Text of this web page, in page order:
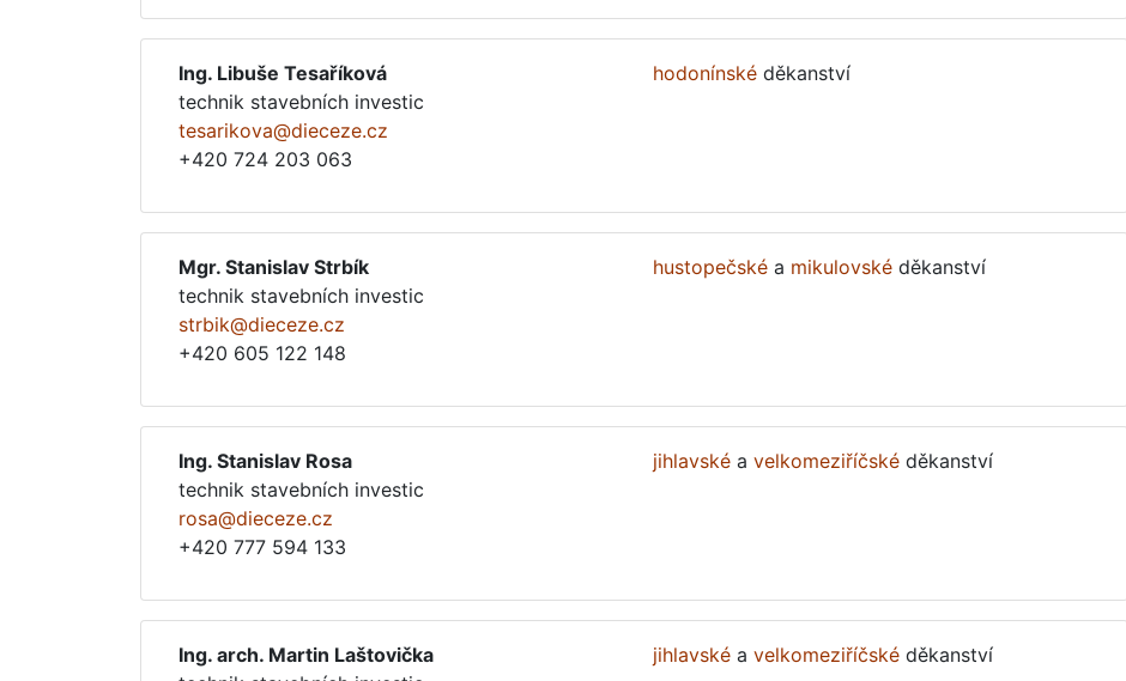
Ing. Libuše Tesaříková
technik stavebních investic
tesarikova@dieceze.cz
+420 724 203 063
hodonínskéděkanství
Mgr. Stanislav Strbík
technik stavebních investic
strbik@dieceze.cz
+420 605 122 148
hustopečskéa mikulovskéděkanství
Ing. Stanislav Rosa
technik stavebních investic
rosa@dieceze.cz
+420 777 594 133
jihlavskéa velkomeziříčskéděkanství
Ing. arch. Martin Laštovička
jihlavskéa velkomeziříčskéděkanství